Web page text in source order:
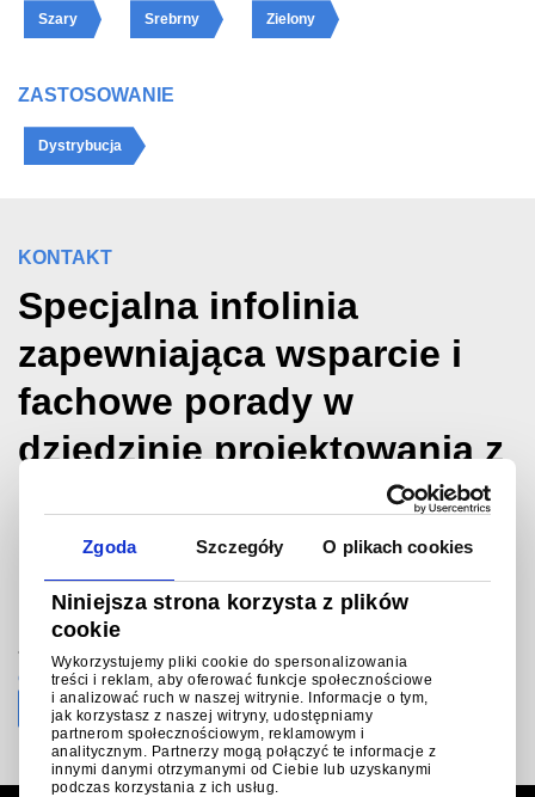
Zgoda Szczegóły O plikach cookies
Niniejsza strona korzysta z plików
cookie
Wykorzystujemy pliki cookie do spersonalizowania
treści i reklam, aby oferować funkcje społecznościowe
i analizować ruch w naszej witrynie. Informacje o tym,
jak korzystasz z naszej witryny, udostępniamy
partnerom społecznościowym, reklamowym i
analitycznym. Partnerzy mogą połączyć te informacje z
innymi danymi otrzymanymi od Ciebie lub uzyskanymi
podczas korzystania z ich usług.
Szary Srebrny Zielony
ZASTOSOWANIE
Dystrybucja
KONTAKT
Specjalna infolinia
zapewniająca wsparcie i
fachowe porady w
dziedzinie projektowania z
użyciem metalowych
pokryć budynków.
Infolinią Colorcoat Connection®
+48(0) 58 627 46 52
colorcoat.connectionpl@tatasteeleurope.com